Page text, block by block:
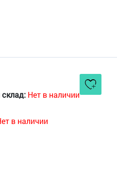
Нет в наличии
в наличии